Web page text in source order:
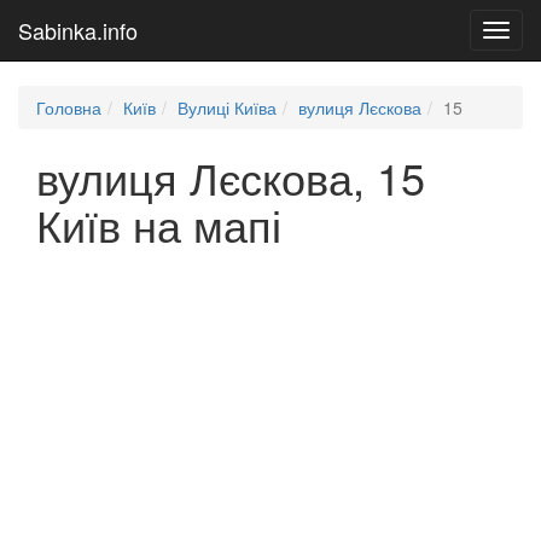
Sabinka.info
Головна Київ Вулиці Київа вулиця Лєскова 15
вулиця Лєскова, 15
Київ на мапі